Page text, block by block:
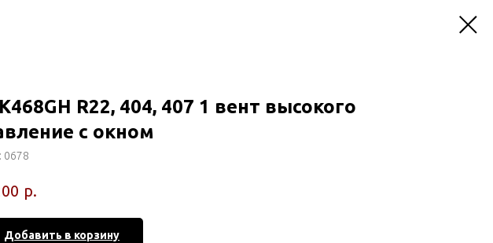
R22, 404, 407 1 вент высокого
с окном
0678
р.
Добавить в корзину